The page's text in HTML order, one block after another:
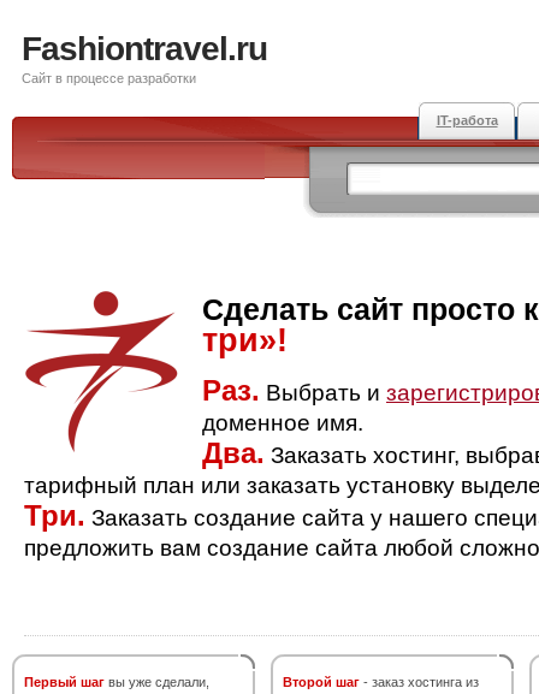
Fashiontravel.ru
Сайт в процессе разработки
IT-работа
Сделать сайт просто
три»!
Раз. Выбрать и
доменное имя.
Два. Заказать хостинг,
тарифный план или заказать установку
Три. Заказать создание сайта у нашего
предложить вам создание сайта любой
Первый шаг вы уже сделали,
Второй шаг - заказ хостинга из